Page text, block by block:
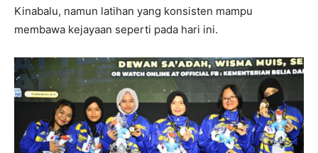
Kinabalu, namun latihan yang konsisten mampu
membawa kejayaan seperti pada hari ini.